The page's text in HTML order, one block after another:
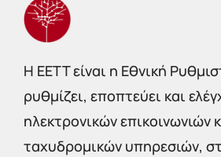
Η EETT είναι η Εθνική
ρυθμίζει, εποπτεύει και
ηλεκτρονικών επικοινωνιών
ταχυδρομικών υπηρεσιών,